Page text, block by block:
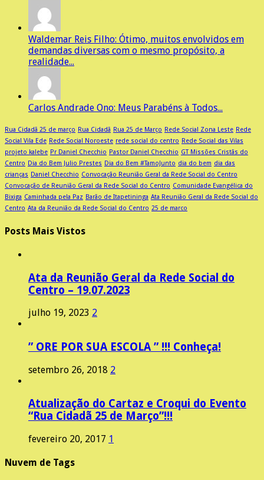
Waldemar Reis Filho: Ótimo, muitos envolvidos em
demandas diversas com o mesmo propósito, a
realidade...
Carlos Andrade Ono: Meus Parabéns à Todos...
Rua Cidadã 25 de março Rua Cidadã Rua 25 de Março Rede Social Zona Leste Rede
Social Vila Ede Rede Social Noroeste rede social do centro Rede Social das Vilas
projeto kalebe Pr Daniel Checchio Pastor Daniel Checchio GT Missões Cristãs do
Centro Dia do Bem Julio Prestes Dia do Bem #TamoJunto dia do bem dia das
crianças Daniel Checchio Convocação Reunião Geral da Rede Social do Centro
Convocação de Reunião Geral da Rede Social do Centro Comunidade Evangélica do
Bixiga Caminhada pela Paz Barão de Itapetininga Ata Reunião Geral da Rede Social do
Centro Ata da Reunião da Rede Social do Centro 25 de marco
Posts Mais Vistos
Ata da Reunião Geral da Rede Social do
Centro – 19.07.2023
julho 19, 2023 2
” ORE POR SUA ESCOLA ” !!! Conheça!
setembro 26, 2018 2
Atualização do Cartaz e Croqui do Evento
“Rua Cidadã 25 de Março”!!!
fevereiro 20, 2017 1
Nuvem de Tags